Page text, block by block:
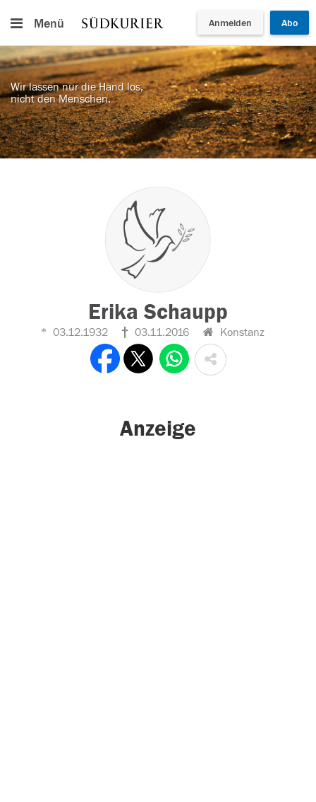
Menü Anmelden Abo
Wir lassen nur die Hand los,
nicht den Menschen.
Erika Schaupp
03.12.1932 03.11.2016 Konstanz
Anzeige